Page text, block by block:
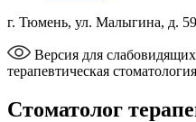
г. Тюмень, ул. Малыгина, д.
Версия для слабовидящих
терапевтическая стоматология
Стоматолог